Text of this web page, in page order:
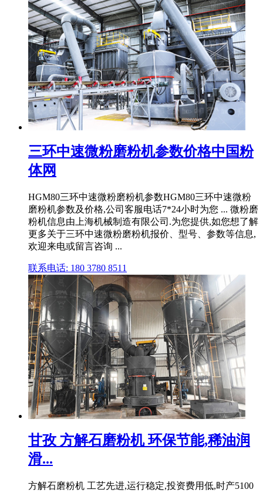
三环中速微粉磨粉机参数价格中国粉
体网
HGM80三环中速微粉磨粉机参数HGM80三环中速微粉
磨粉机参数及价格,公司客服电话7*24小时为您 ... 微粉磨
粉机信息由上海机械制造有限公司.为您提供,如您想了解
更多关于三环中速微粉磨粉机报价、型号、参数等信息,
欢迎来电或留言咨询 ...
联系电话: 180 3780 8511
甘孜 方解石磨粉机 环保节能,稀油润
滑...
方解石磨粉机 工艺先进,运行稳定,投资费用低,时产5100